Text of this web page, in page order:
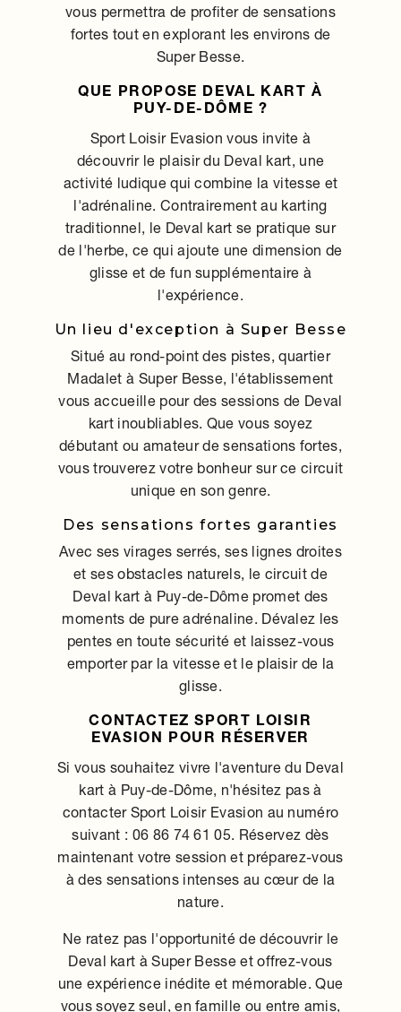
vous permettra de profiter de sensations
fortes tout en explorant les environs de
Super Besse.
QUE PROPOSE DEVAL KART À
PUY-DE-DÔME ?
Sport Loisir Evasion vous invite à
découvrir le plaisir du Deval kart, une
activité ludique qui combine la vitesse et
l'adrénaline. Contrairement au karting
traditionnel, le Deval kart se pratique sur
de l'herbe, ce qui ajoute une dimension de
glisse et de fun supplémentaire à
l'expérience.
Un lieu d'exception à Super Besse
Situé au rond-point des pistes, quartier
Madalet à Super Besse, l'établissement
vous accueille pour des sessions de Deval
kart inoubliables. Que vous soyez
débutant ou amateur de sensations fortes,
vous trouverez votre bonheur sur ce circuit
unique en son genre.
Des sensations fortes garanties
Avec ses virages serrés, ses lignes droites
et ses obstacles naturels, le circuit de
Deval kart à Puy-de-Dôme promet des
moments de pure adrénaline. Dévalez les
pentes en toute sécurité et laissez-vous
emporter par la vitesse et le plaisir de la
glisse.
CONTACTEZ SPORT LOISIR
EVASION POUR RÉSERVER
Si vous souhaitez vivre l'aventure du Deval
kart à Puy-de-Dôme, n'hésitez pas à
contacter Sport Loisir Evasion au numéro
suivant : 06 86 74 61 05. Réservez dès
maintenant votre session et préparez-vous
à des sensations intenses au cœur de la
nature.
Ne ratez pas l'opportunité de découvrir le
Deval kart à Super Besse et offrez-vous
une expérience inédite et mémorable. Que
vous soyez seul, en famille ou entre amis,